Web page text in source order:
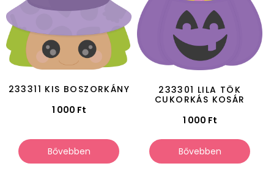
233311 KIS BOSZORKÁNY
1 000 Ft
Bővebben
233301 LILA TÖK
CUKORKÁS KOSÁR
1 000 Ft
Bővebben